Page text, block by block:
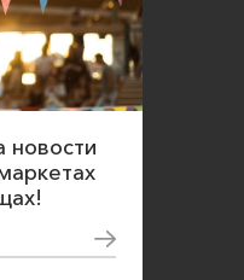
новости